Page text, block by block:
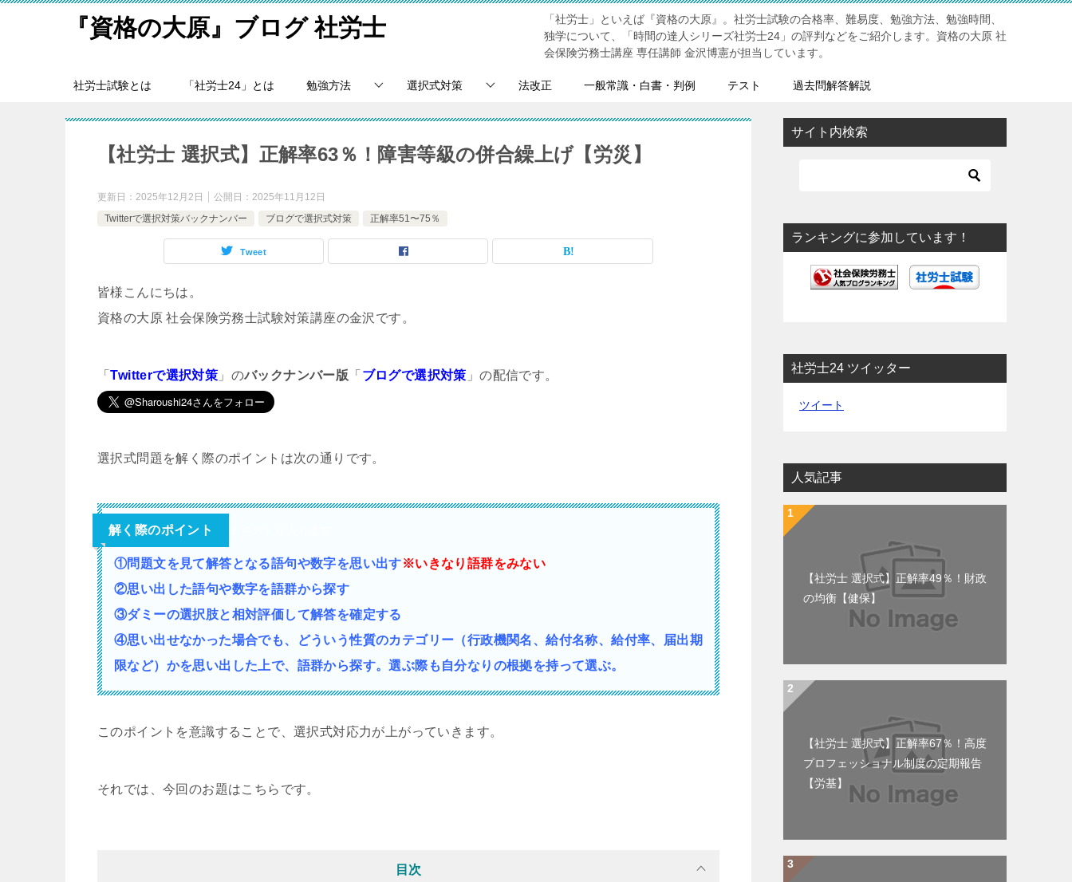
『資格の大原』ブログ 社労士
「社労士」といえば『資格の大原』。社労士試験の合格率、難易度、勉強方法、勉強時間、
独学について、「時間の達人シリーズ社労士24」の評判などをご紹介します。資格の大原 社
会保険労務士講座 専任講師 金沢博憲が担当しています。
社労士試験とは 「社労士24」とは 勉強方法 選択式対策 法改正 一般常識・白書・判例 テスト 過去問解答解説
【社労士 選択式】正解率63％！障害等級の併合繰上げ【労災】
更新日： 2025年12月2日 公開日： 2025年11月12日
Twitterで選択対策バックナンバー
ブログで選択式対策 正解率51〜75％
Tweet
皆様こんにちは。
資格の大原 社会保険労務士試験対策講座の金沢です。
「Twitterで選択対策 」のバックナンバー版 「 ブログで選択対策 」の配信です。
選択式問題を解く際のポイントは次の通りです。
解く際のポイント
①問題文を見て解答となる語句や数字を思い出す※いきなり語群をみない
②思い出した語句や数字を語群から探す
③ダミーの選択肢と相対評価して解答を確定する
④思い出せなかった場合でも、どういう性質のカテゴリー（行政機関名、給付名称、給付率、届出期
限など）かを思い出した上で、語群から探す。選ぶ際も自分なりの根拠を持って選ぶ。
このポイントを意識することで、選択式対応力が上がっていきます。
それでは、今回のお題はこちらです。
目次
サイト内検索
ランキングに参加しています！
社労士24 ツイッター
ツイート
人気記事
【社労士 選択式】正解率49％！財政
の均衡【健保】
【社労士 選択式】正解率67％！高度
プロフェッショナル制度の定期報告
【労基】